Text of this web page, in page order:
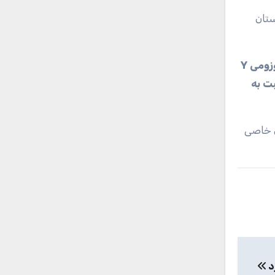
لی گفت که نقطه قوت این مطالعه تعداد نمونه‌هایی است که آنها کشف کرده‌اند و شواهد تکمیلی از دی‌ان‌ای کروموزومی Y
به
خاصی